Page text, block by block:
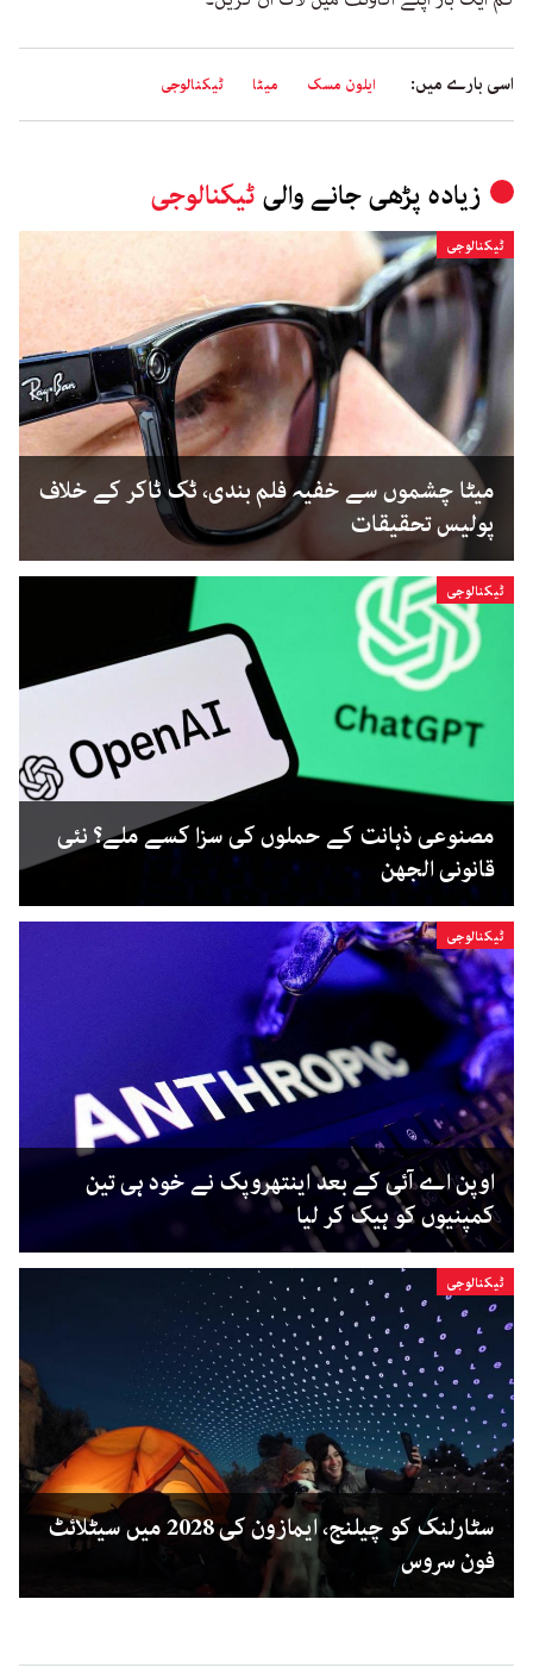
اسی بارے میں: ایلون مسک میٹا ٹیکنالوجی
زیادہ پڑھی جانے والی ٹیکنالوجی
ٹیکنالوجی
میٹا چشموں سے خفیہ فلم بندی، ٹک ٹاکر کے خلاف
پولیس تحقیقات
ٹیکنالوجی
مصنوعی ذہانت کے حملوں کی سزا کسے ملے؟ نئی
قانونی الجھن
ٹیکنالوجی
اوپن اے آئی کے بعد اینتھروپک نے خود ہی تین
کمپنیوں کو ہیک کر لیا
ٹیکنالوجی
سٹارلنک کو چیلنج، ایمازون کی 2028 میں سیٹلائٹ
فون سروس